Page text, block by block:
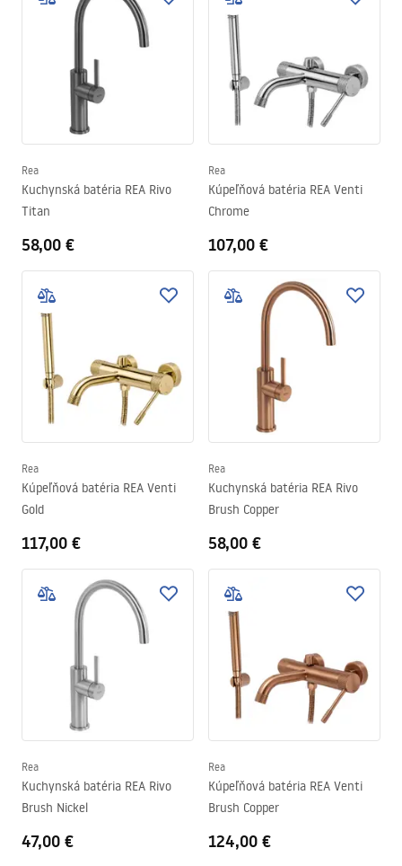
Rea
Kuchynská batéria REA Rivo
Titan
58,00 €
Rea
Kúpeľňová batéria REA Venti
Chrome
107,00 €
Rea
Kúpeľňová batéria REA Venti
Gold
117,00 €
Rea
Kuchynská batéria REA Rivo
Brush Copper
58,00 €
Rea
Kuchynská batéria REA Rivo
Brush Nickel
47,00 €
Rea
Kúpeľňová batéria REA Venti
Brush Copper
124,00 €